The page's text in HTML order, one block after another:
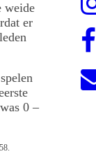
weide
er
0 –